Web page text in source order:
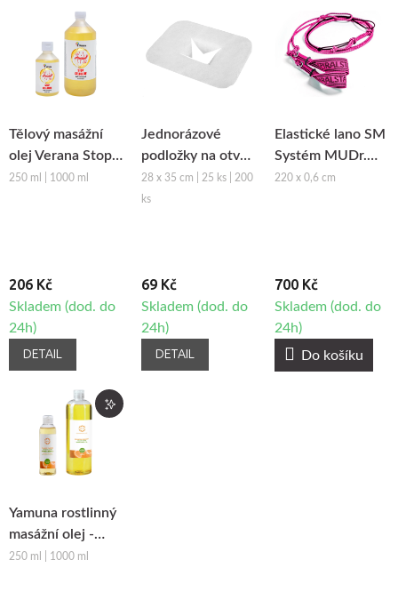
Tělový masážní
olej Verana Stop
Celulitidě
250 ml | 1000 ml
206 Kč
Skladem (dod. do
24h)
DETAIL
Jednorázové
podložky na otvor
obličeje z netkané
textilie Fabulo
28 x 35 cm | 25 ks | 200
ks
69 Kč
Skladem (dod. do
24h)
DETAIL
Elastické lano SM
Systém MUDr.
Smíšek - růžová
220 x 0,6 cm
700 Kč
Skladem (dod. do
24h)
Do košíku
Yamuna rostlinný
masážní olej -
Pomeranč-
250 ml | 1000 ml